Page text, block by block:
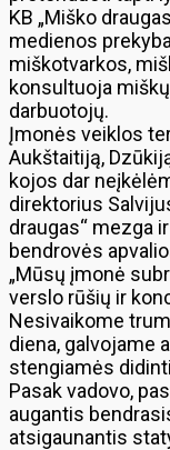
KB „Miško
medienos
miškotvarkos,
konsultuoja
darbuotojų.
Įmonės veiklos
Aukštaitiją,
kojos dar
direktorius
draugas“ mezga
bendrovės
„Mūsų įmonė
verslo rūšių ir
Nesivaikome
diena, galvojame
stengiamės
Pasak vadovo,
augantis
atsigaunantis